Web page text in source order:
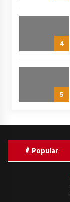
4
5
Popular